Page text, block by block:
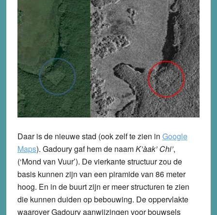
Daar is de nieuwe stad (ook zelf te zien in Google
Maps). Gadoury gaf hem de naamK’àak’ Chi’,
(‘Mond van Vuur’). De vierkante structuur zou de
basis kunnen zijn van een piramide van 86 meter
hoog. En in de buurt zijn er meer structuren te zien
die kunnen duiden op bebouwing. De oppervlakte
waarover Gadoury aanwijzingen voor bouwsels